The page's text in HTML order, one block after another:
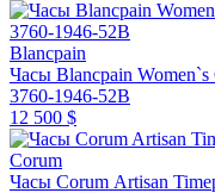
Blancpain
Часы Blancpain
3760-1946-52B
12 500 $
Corum
Часы Corum Artisan